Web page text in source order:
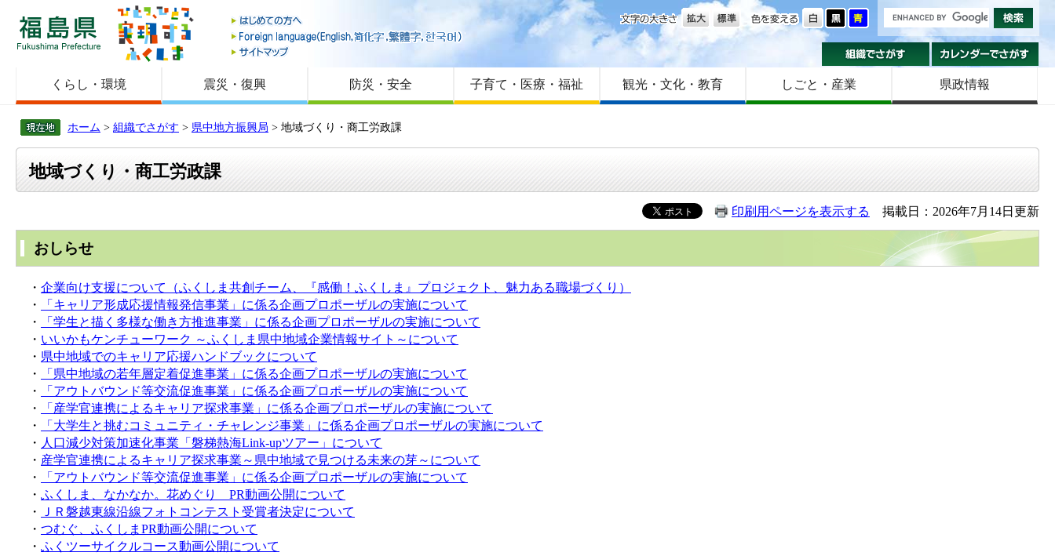
福島県
はじめての方へ
Foreign language
サイトマップ
色を変える
文字の大きさ
組織でさがす
くらし・環境 震災・復興 防災・安全 子育て・医療・福祉 観光・文化・教育 しごと・産業 県政情報
ホーム > 組織でさがす > 県中地方振興局 > 地域づくり・商工労政課
地域づくり・商工労政課
印刷用ページを表示する 掲載日：2026年7月14日更新
おしらせ
・ 企業向け支援について（ふくしま共創チーム、『感働！ふくしま』プロジェクト、魅力ある職場づくり）
・
「キャリア形成応援情報発信事業」に係る企画プロポーザルの実施について
・
「学生と描く多様な働き方推進事業」に係る企画プロポーザルの実施について
・ いいかもケンチューワーク ～ふくしま県中地域企業情報サイト～について
・ 県中地域でのキャリア応援ハンドブックについて
・
「県中地域の若年層定着促進事業」に係る企画プロポーザルの実施について
・
「アウトバウンド等交流促進事業」に係る企画プロポーザルの実施について
・
「産学官連携によるキャリア探求事業」に係る企画プロポーザルの実施について
・
「大学生と挑むコミュニティ・チャレンジ事業」に係る企画プロポーザルの実施について
・ 人口減少対策加速化事業「磐梯熱海Link-upツアー」について
・ 産学官連携によるキャリア探求事業～県中地域で見つける未来の芽～について
・
「アウトバウンド等交流促進事業」に係る企画プロポーザルの実施について
・ ふくしま、なかなか。花めぐり PR動画公開について
・
ＪＲ磐越東線沿線フォトコンテスト受賞者決定について
・ つむぐ、ふくしまPR動画公開について
・ ふくツーサイクルコース動画公開について